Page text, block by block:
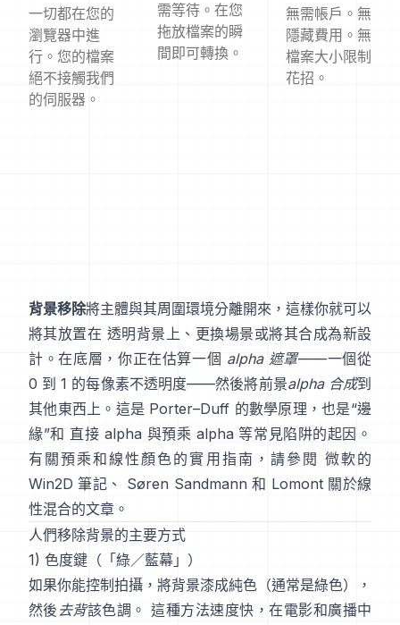
一切都在您的
瀏覽器中進
行。您的檔案
絕不接觸我們
的伺服器。
需等待。在您
拖放檔案的瞬
間即可轉換。
無需帳戶。無
隱藏費用。無
檔案大小限制
花招。
背景移除將主體與其周圍環境分離開來，這樣你就可以
將其放置在 透明背景上、更換場景或將其合成為新設
計。在底層，你正在估算一個 alpha 遮罩——一個從
0 到 1 的每像素不透明度——然後將前景alpha 合成到
其他東西上。這是 Porter–Duff 的數學原理，也是“邊
緣”和 直接 alpha 與預乘 alpha 等常見陷阱的起因。
有關預乘和線性顏色的實用指南，請參閱 微軟的
Win2D 筆記 、 Søren Sandmann 和 Lomont 關於線
性混合的文章 。
人們移除背景的主要方式
1) 色度鍵（「綠／藍幕」）
如果你能控制拍攝，將背景漆成純色（通常是綠色），
然後 去背該色調。 這種方法速度快，在電影和廣播中